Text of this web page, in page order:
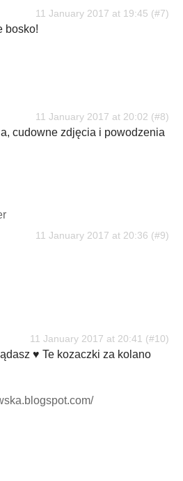
11 January 2017 at 19:45
bosko!
11 January 2017 at 20:02
cudowne zdjęcia i powodzenia
11 January 2017 at 20:36
11 January 2017 at 20:41
♥ Te kozaczki za kolano